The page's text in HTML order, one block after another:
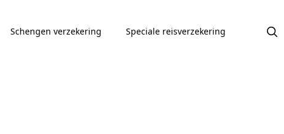
Schengen verzekering Speciale reisverzekering